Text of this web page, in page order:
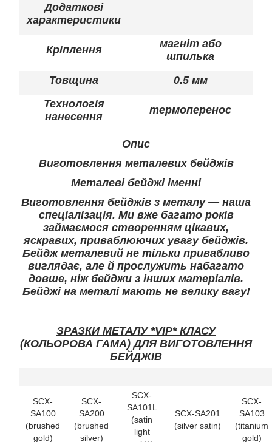
Додаткові
характеристики
Кріплення
магніт або
шпилька
Товщина
0.5 мм
Технологія
нанесення
термоперенос
Опис
Виготовлення металевих бейджів
Металеві бейджі іменні
Виготовлення бейджів з металу — наша
спеціалізація. Ми вже багато років
займаємося створенням цікавих,
яскравих, приваблюючих увагу бейджів.
Бейдж металевий не тільки привабливо
виглядає, але й прослужить набагато
довше, ніж бейджи з інших матеріалів.
Бейджі на металі мають не велику вагу!
ЗРАЗКИ МЕТАЛУ *VIP* КЛАСУ
(КОЛЬОРОВА ГАМА) ДЛЯ ВИГОТОВЛЕННЯ
БЕЙДЖІВ
SCX-
SA100
(brushed
gold)
SCX-
SA200
(brushed
silver)
SCX-
SA101L
(satin
light
SCX-SA201
(silver satin)
SCX-
SA103
(titanium
gold)